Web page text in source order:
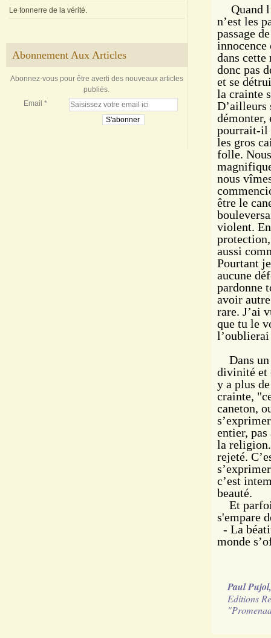
Le tonnerre de la vérité.
Abonnement Aux Articles
Abonnez-vous pour être averti des nouveaux articles
publiés.
Email
Quand
n’est les
passage
innocence
dans
donc pas
et se
la crainte
D’ailleurs
pourrait-il
les gros
folle.
nous
être le
violent.
aussi
Pourtant
aucune
pardonne
avoir
rare. J’ai
que tu le
Dans un
divinité et
y a plus
crainte,
caneton,
entier,
la
rejeté.
c’est
beauté.
Et
s'empare
- La
monde
Paul
Editions